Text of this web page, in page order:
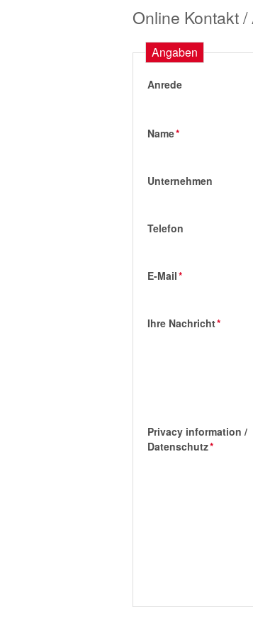
Online Kontakt
Angaben
Anrede
Name*
Unternehmen
Telefon
E-Mail*
Ihre Nachricht*
Privacy information /
Datenschutz*